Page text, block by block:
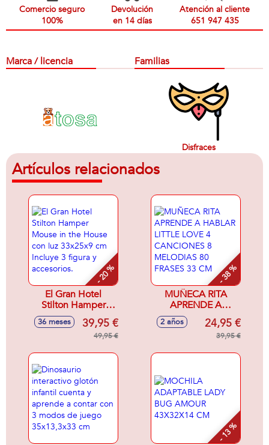
Comercio seguro
100%
Devolución
en 14 días
Atención al cliente
651 947 435
Marca / licencia Familias
Disfraces
Artículos relacionados
- 20 %
El Gran Hotel
Stilton Hamper
Mouse in the
House con luz
33x25x9 cm
36 meses 39,95 €
49,95 €
- 38 %
MUÑECA RITA
APRENDE A
HABLAR LITTLE
LOVE 4
CANCIONES 8
2 años 24,95 €
39,95 €
- 13 %